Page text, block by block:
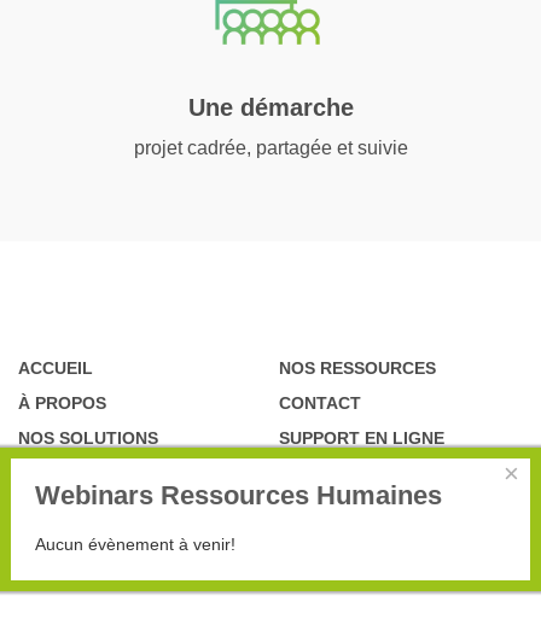
Une démarche
projet cadrée, partagée et suivie
ACCUEIL
À PROPOS
NOS SOLUTIONS
NOS RESSOURCES
CONTACT
SUPPORT EN LIGNE
×
Webinars Ressources Humaines
Aucun évènement à venir!